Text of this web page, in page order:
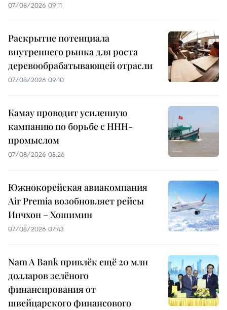
07/08/2026 09:11
Раскрытие потенциала
внутреннего рынка для роста
деревообрабатывающей отрасли
07/08/2026 09:10
Камау проводит усиленную
кампанию по борьбе с ННН-
промыслом
07/08/2026 08:26
Южнокорейская авиакомпания
Air Premia возобновляет рейсы
Инчхон – Хошимин
07/08/2026 07:43
Nam A Bank привлёк ещё 20 млн
долларов зелёного
финансирования от
швейцарского финансового